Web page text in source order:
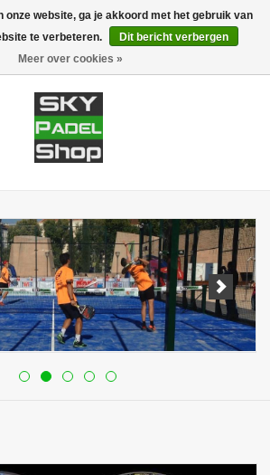
0 Artikelen - €0,00
onze website, ga je akkoord met het gebruik van
te verbeteren.
Dit bericht verbergen
Meer over cookies »